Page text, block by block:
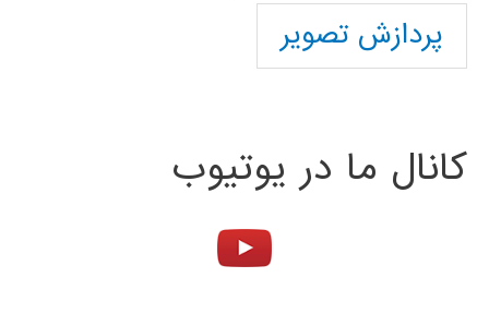
پردازش تصویر
کانال ما در یوتیوب